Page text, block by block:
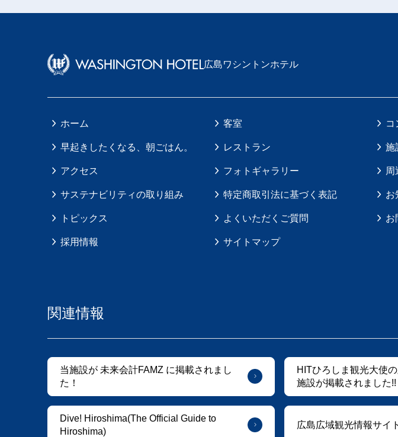
広島ワシントンホテル
ホーム 客室 コ
早起きしたくなる、朝ごはん。 レストラン 施
アクセス フォトギャラリー 周
サステナビリティの取り組み 特定商取引法に基づく表記 お
トピックス よくいただくご質問 お
採用情報 サイトマップ
関連情報
当施設が 未来会計FAMZ に掲載されまし
た！
HITひろしま観光大使
施設が掲載されました!!
Dive! Hiroshima(The Official Guide to
Hiroshima)
広島広域観光情報サイト